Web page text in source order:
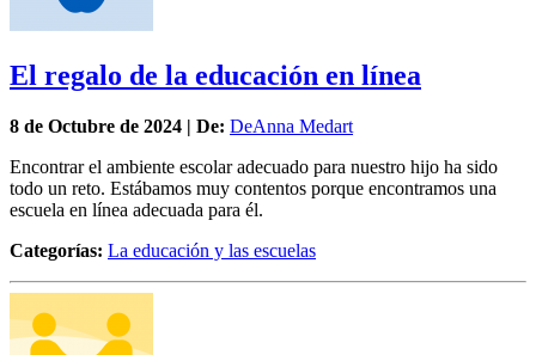
El regalo de la educación en línea
8 de Octubre de 2024 | De: DeAnna Medart
Encontrar el ambiente escolar adecuado para nuestro hijo ha sido
todo un reto. Estábamos muy contentos porque encontramos una
escuela en línea adecuada para él.
Categorías: La educación y las escuelas